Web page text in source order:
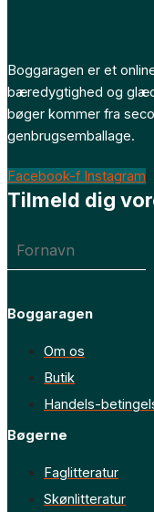
Boggaragen er et
bæredygtighed og
bøger kommer fra
genbrugsemballage.
Facebook-f Instagram
Tilmeld dig
Boggaragen
Om os
Butik
Handels-
Bøgerne
Faglitteratur
Skønlitteratur